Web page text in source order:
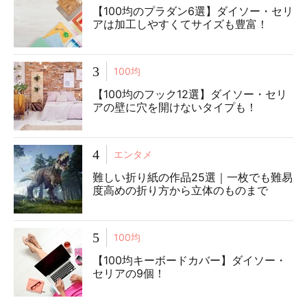
【100均のプラダン6選】ダイソー・セリ
アは加工しやすくてサイズも豊富！
3 100均
【100均のフック12選】ダイソー・セリ
アの壁に穴を開けないタイプも！
4 エンタメ
難しい折り紙の作品25選｜一枚でも難易
度高めの折り方から立体のものまで
5 100均
【100均キーボードカバー】ダイソー・
セリアの9個！